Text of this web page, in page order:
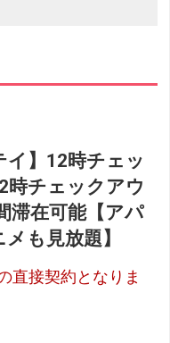
イ】12時チェッ
時チェックアウ
滞在可能【アパ
も見放題】
直接契約となりま
ードのご利用につ
ない商品